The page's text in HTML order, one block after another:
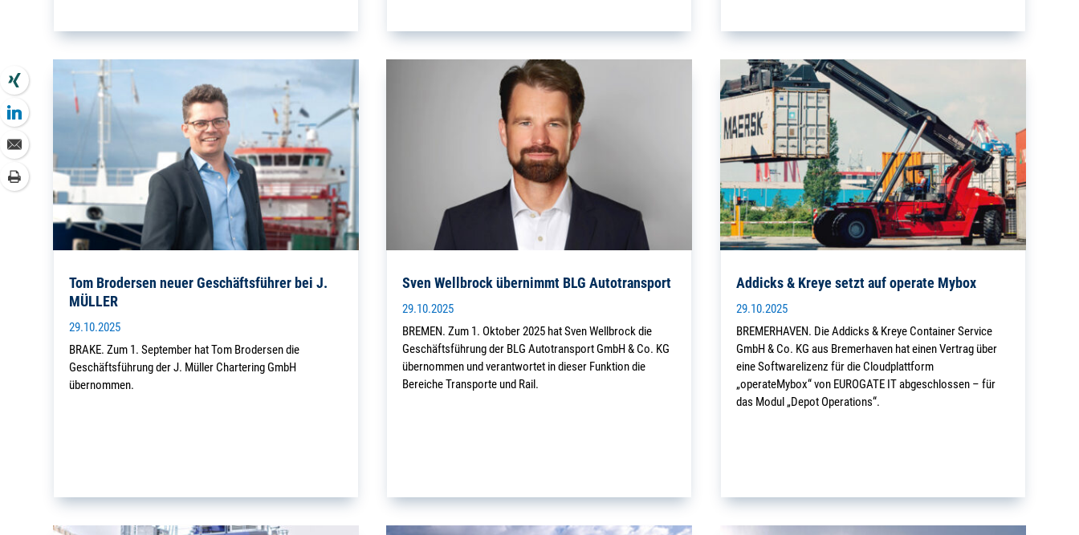
Tom Brodersen neuer Geschäftsführer bei J.
MÜLLER
29.10.2025
BRAKE. Zum 1. September hat Tom Brodersen die
Geschäftsführung der J. Müller Chartering GmbH
übernommen.
Sven Wellbrock übernimmt BLG Autotransport
29.10.2025
BREMEN. Zum 1. Oktober 2025 hat Sven Wellbrock die
Geschäftsführung der BLG Autotransport GmbH & Co. KG
übernommen und verantwortet in dieser Funktion die
Bereiche Transporte und Rail.
Addicks & Kreye setzt auf operate Mybox
29.10.2025
BREMERHAVEN. Die Addicks & Kreye Container Service
GmbH & Co. KG aus Bremerhaven hat einen Vertrag über
eine Softwarelizenz für die Cloudplattform
„operateMybox“ von EUROGATE IT abgeschlossen – für
das Modul „Depot Operations“.